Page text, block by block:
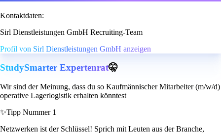
Kontaktdaten:
Sirl Dienstleistungen GmbH Recruiting-Team
Profil von Sirl Dienstleistungen GmbH anzeigen
StudySmarter Expertenrat🤫
Wir sind der Meinung, dass du so Kaufmännischer Mitarbeiter (m/w/d)
operative Lagerlogistik erhalten könntest
✨Tipp Nummer 1
Netzwerken ist der Schlüssel! Sprich mit Leuten aus der Branche,